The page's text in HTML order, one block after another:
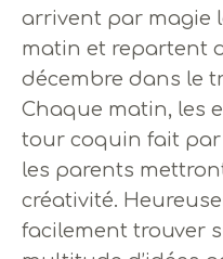
arrivent par magie
matin et repartent
décembre dans le
Chaque matin, les
tour coquin fait
les parents
créativité.
facilement trouver